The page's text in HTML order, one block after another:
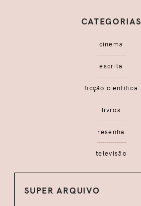
CATEGORIAS
cinema
escrita
ficção científica
livros
resenha
televisão
SUPER ARQUIVO